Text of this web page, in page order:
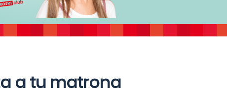
a tu matrona